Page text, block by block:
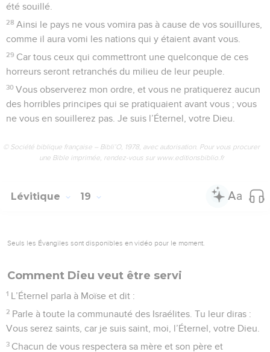
été souillé.
28 Ainsi le pays ne vous vomira pas à cause de vos souillures,
comme il aura vomi les nations qui y étaient avant vous.
29 Car tous ceux qui commettront une quelconque de ces
horreurs seront retranchés du milieu de leur peuple.
30 Vous observerez mon ordre, et vous ne pratiquerez aucun
des horribles principes qui se pratiquaient avant vous ; vous
ne vous en souillerez pas. Je suis l’Éternel, votre Dieu.
© Société biblique française – Bibli’O, 1978, avec autorisation. Pour vous procurer
une Bible imprimée, rendez-vous sur www.editionsbiblio.fr
Lévitique 19
Seuls les Évangiles sont disponibles en vidéo pour le moment.
Comment Dieu veut être servi
1 L’Éternel parla à Moïse et dit :
2 Parle à toute la communauté des Israélites. Tu leur diras :
Vous serez saints, car je suis saint, moi, l’Éternel, votre Dieu.
3 Chacun de vous respectera sa mère et son père et